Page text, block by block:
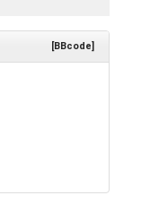
[BBcode]